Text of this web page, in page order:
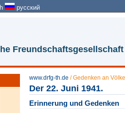
русский
Freundschaftsgesellschaft
www.drfg-th.de /Gedenken an
Der 22. Juni 1941.
Erinnerung und Gedenken